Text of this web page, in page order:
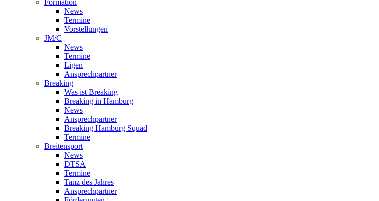
Formation
News
Termine
Vorstellungen
JM/C
News
Termine
Ligen
Ansprechpartner
Breaking
Was ist Breaking
Breaking in Hamburg
News
Ansprechpartner
Breaking Hamburg Squad
Termine
Breitensport
News
DTSA
Termine
Tanz des Jahres
Ansprechpartner